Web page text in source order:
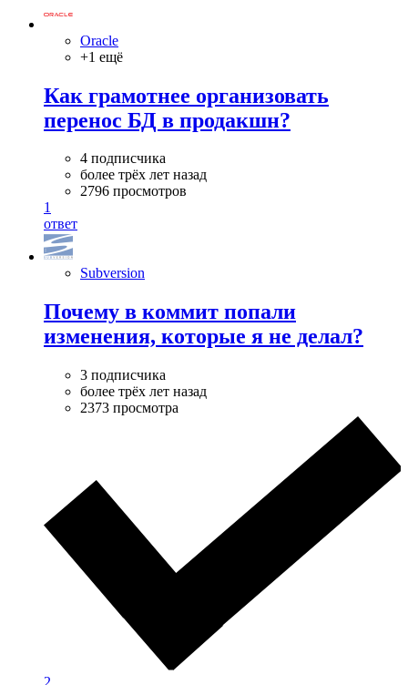
Oracle
+1 ещё
Как грамотнее организовать
перенос БД в продакшн?
4 подписчика
более трёх лет назад
2796 просмотров
1
ответ
Subversion
Почему в коммит попали
изменения, которые я не делал?
3 подписчика
более трёх лет назад
2373 просмотра
2